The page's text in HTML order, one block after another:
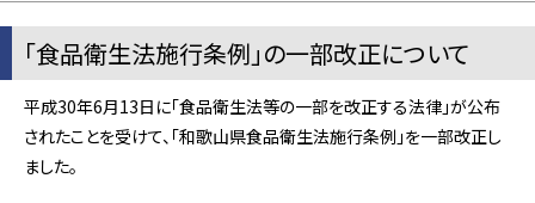
「食品衛生法施行条例」の一部改正について
平成30年6月13日に「食品衛生法等の一部を改正する法律」が公布
されたことを受けて、「和歌山県食品衛生法施行条例」を一部改正し
ました。